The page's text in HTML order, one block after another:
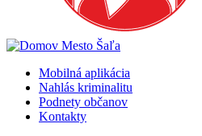
Mobilná aplikácia
Nahlás kriminalitu
Podnety občanov
Kontakty